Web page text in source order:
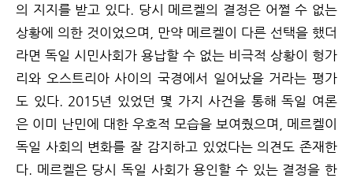
의 지지를 받고 있다. 당시 메르켈의 결정은 어쩔 수 없는
상황에 의한 것이었으며, 만약 메르켈이 다른 선택을 했더
라면 독일 시민사회가 용납할 수 없는 비극적 상황이 헝가
리와 오스트리아 사이의 국경에서 일어났을 거라는 평가
도 있다. 2015년 있었던 몇 가지 사건을 통해 독일 여론
은 이미 난민에 대한 우호적 모습을 보여줬으며, 메르켈이
독일 사회의 변화를 잘 감지하고 있었다는 의견도 존재한
다. 메르켈은 당시 독일 사회가 용인할 수 있는 결정을 한